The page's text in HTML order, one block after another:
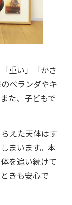
重い」「かさ
ベランダやキ
た、子どもで
えた天体はす
まいます。本
を追い続けて
きも安心で